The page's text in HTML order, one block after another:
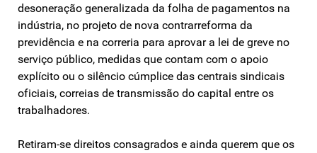
desoneração generalizada da folha de pagamentos na
indústria, no projeto de nova contrarreforma da
previdência e na correria para aprovar a lei de greve no
serviço público, medidas que contam com o apoio
explícito ou o silêncio cúmplice das centrais sindicais
oficiais, correias de transmissão do capital entre os
trabalhadores.
Retiram-se direitos consagrados e ainda querem que os